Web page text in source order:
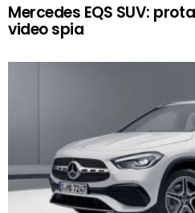
Mercedes EQS SUV:
video spia